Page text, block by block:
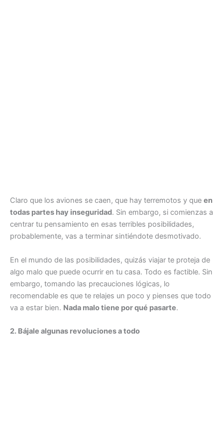
Claro que los aviones se caen, que hay terremotos y que en
todas partes hay inseguridad. Sin embargo, si comienzas a
centrar tu pensamiento en esas terribles posibilidades,
probablemente, vas a terminar sintiéndote desmotivado.
En el mundo de las posibilidades, quizás viajar te proteja de
algo malo que puede ocurrir en tu casa. Todo es factible. Sin
embargo, tomando las precauciones lógicas, lo
recomendable es que te relajes un poco y pienses que todo
va a estar bien. Nada malo tiene por qué pasarte.
2. Bájale algunas revoluciones a todo